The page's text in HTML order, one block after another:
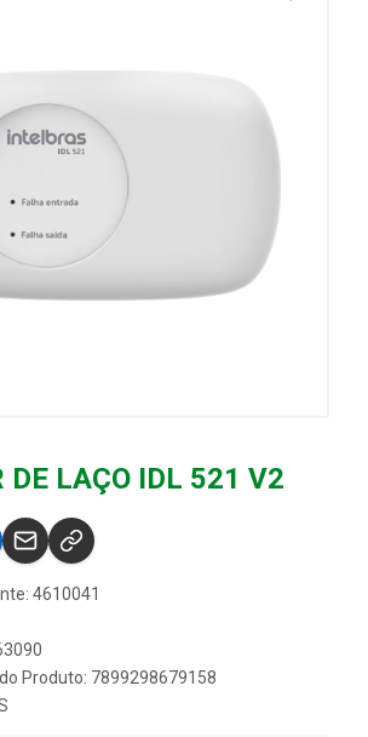
DE LAÇO IDL 521 V2
4610041
Produto: 7899298679158